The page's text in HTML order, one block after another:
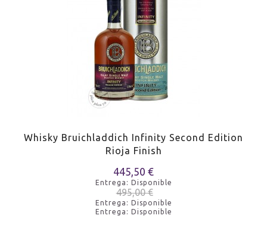
Whisky Bruichladdich Infinity Second Edition
Rioja Finish
445,50 €
Entrega: Disponible
495,00 €
Entrega: Disponible
Entrega: Disponible